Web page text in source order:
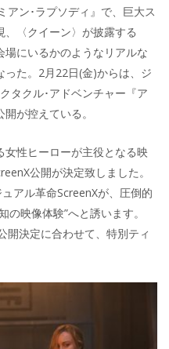
アン･ラプソディ』で、巨大ス
〈クイーン〉が披露する
にいるかのようなリアルな
た。2月22日(金)からは、ジ
タクル･アドベンチャー『ア
が控えている。
女性ヒーローが主役となる映
公開が決定致しました。
アル革命ScreenXが、圧倒的
映像体験”へと誘います。
開決定に合わせて、特別ティ